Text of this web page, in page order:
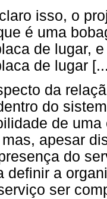
isso, o
é uma
de lugar,
de lugar
da
do
de
apesar
do
definir a
ser